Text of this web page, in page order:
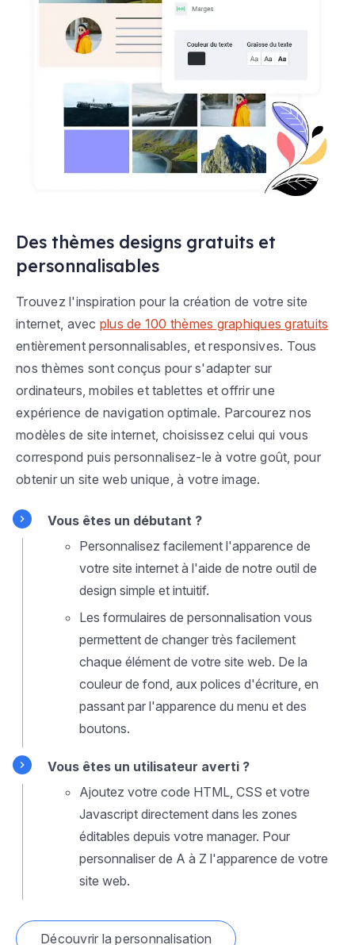
Des thèmes designs gratuits et
personnalisables
Trouvez l'inspiration pour la création de votre site
internet, avec plus de 100 thèmes graphiques gratuits
entièrement personnalisables, et responsives. Tous
nos thèmes sont conçus pour s'adapter sur
ordinateurs, mobiles et tablettes et offrir une
expérience de navigation optimale. Parcourez nos
modèles de site internet, choisissez celui qui vous
correspond puis personnalisez-le à votre goût, pour
obtenir un site web unique, à votre image.
Vous êtes un débutant ?
Personnalisez facilement l'apparence de
votre site internet à l'aide de notre outil de
design simple et intuitif.
Les formulaires de personnalisation vous
permettent de changer très facilement
chaque élément de votre site web. De la
couleur de fond, aux polices d'écriture, en
passant par l'apparence du menu et des
boutons.
Vous êtes un utilisateur averti ?
Ajoutez votre code HTML, CSS et votre
Javascript directement dans les zones
éditables depuis votre manager. Pour
personnaliser de A à Z l'apparence de votre
site web.
Découvrir la personnalisation